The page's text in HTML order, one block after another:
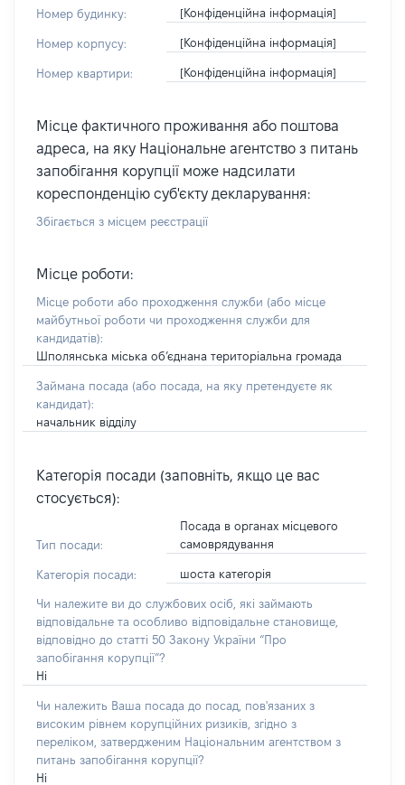
Номер будинку: [Конфіденційна інформація]
Номер корпусу: [Конфіденційна інформація]
Номер квартири: [Конфіденційна інформація]
Місце фактичного проживання або поштова
адреса, на яку Національне агентство з питань
запобігання корупції може надсилати
кореспонденцію суб'єкту декларування:
Збігається з місцем реєстрації
Місце роботи:
Місце роботи або проходження служби (або місце
майбутньої роботи чи проходження служби для
кандидатів):
Шполянська міська об’єднана територіальна громада
Займана посада (або посада, на яку претендуєте як
кандидат):
начальник відділу
Категорія посади (заповніть, якщо це вас
стосується):
Тип посади:
Посада в органах місцевого
самоврядування
Категорія посади: шоста категорія
Чи належите ви до службових осіб, які займають
відповідальне та особливо відповідальне становище,
відповідно до статті 50 Закону України “Про
запобігання корупції”?
Ні
Чи належить Ваша посада до посад, пов'язаних з
високим рівнем корупційних ризиків, згідно з
переліком, затвердженим Національним агентством з
питань запобігання корупції?
Ні